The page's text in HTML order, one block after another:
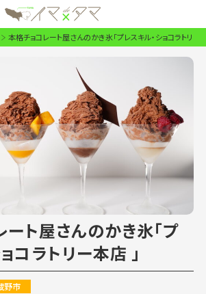
本格チョコレート屋さんのかき氷「プレスキル・ショコラトリー
ト屋さんのかき氷「プ
コラトリー本店 」
野市